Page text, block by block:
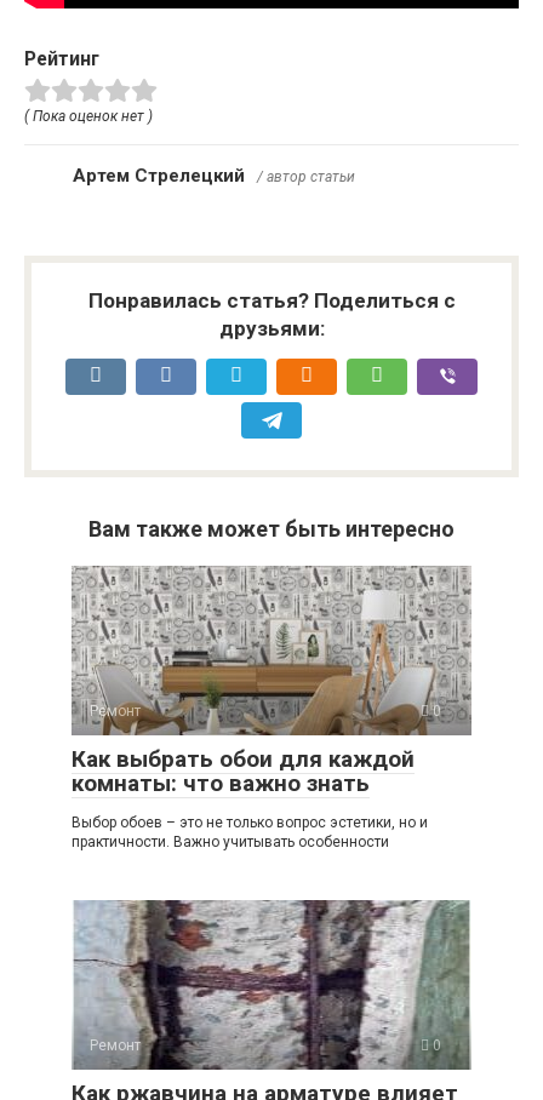
Рейтинг
( Пока оценок нет )
Артем Стрелецкий / автор статьи
Понравилась статья? Поделиться с
друзьями:
Вам также может быть интересно
Ремонт 0
Как выбрать обои для каждой
комнаты: что важно знать
Выбор обоев – это не только вопрос эстетики, но и
практичности. Важно учитывать особенности
Ремонт 0
Как ржавчина на арматуре влияет